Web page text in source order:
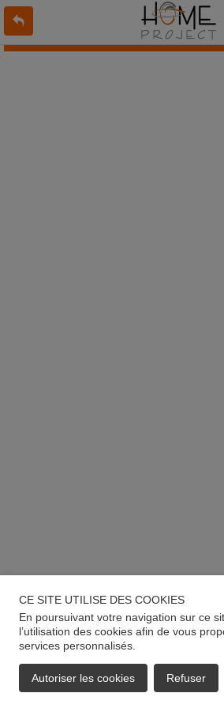
L'offre 6841107 n'existe pas ou n'est plus en
CE SITE UTILISE DES COOKIES
En poursuivant votre navigation sur ce
l’utilisation des cookies afin de vous
services personnalisés.
Autoriser les cookies Refuser